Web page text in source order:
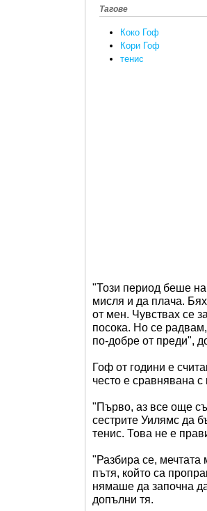
Тагове
Коко Гоф
Кори Гоф
тенис
"Този период беше
мисля и да плача.
от мен. Чувствах се
посока. Но се
по-добре от преди",
Гоф от години е
често е сравнявана
"Първо, аз все още
сестрите Уилямс да
тенис. Това не е
"Разбира се, мечтата
пътя, който са
нямаше да започна
допълни тя.